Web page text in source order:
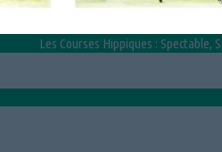
Les Courses Hippiques : Spectable,